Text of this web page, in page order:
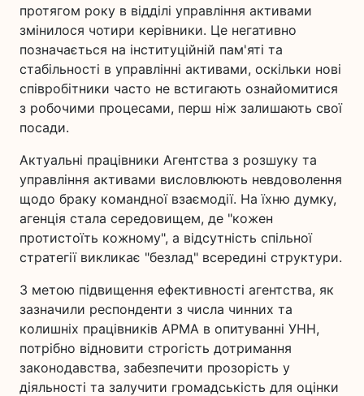
протягом року в відділі управління активами
змінилося чотири керівники. Це негативно
позначається на інституційній пам'яті та
стабільності в управлінні активами, оскільки нові
співробітники часто не встигають ознайомитися
з робочими процесами, перш ніж залишають свої
посади.
Актуальні працівники Агентства з розшуку та
управління активами висловлюють невдоволення
щодо браку командної взаємодії. На їхню думку,
агенція стала середовищем, де "кожен
протистоїть кожному", а відсутність спільної
стратегії викликає "безлад" всередині структури.
З метою підвищення ефективності агентства, як
зазначили респонденти з числа чинних та
колишніх працівників АРМА в опитуванні УНН,
потрібно відновити строгість дотримання
законодавства, забезпечити прозорість у
діяльності та залучити громадськість для оцінки